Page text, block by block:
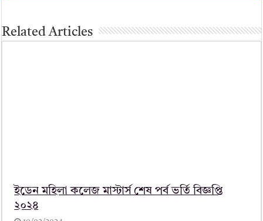
Related Articles
ইডেন মহিলা কলেজ মাস্টার্স শেষ পর্ব ভর্তি বিজ্ঞপ্তি
২০২৪